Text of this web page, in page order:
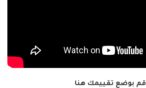
قم بوضع تقييمك هنا